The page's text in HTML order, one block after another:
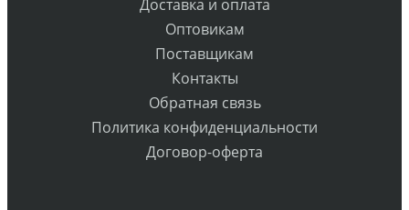
Доставка и оплата
Оптовикам
Поставщикам
Контакты
Обратная связь
Политика конфиденциальности
Договор-оферта